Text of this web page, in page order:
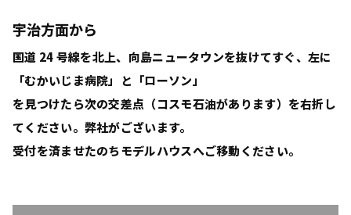
宇治方面から
国道 24 号線を北上、向島ニュータウンを抜けてすぐ、左に
「むかいじま病院」と「ローソン」
を見つけたら次の交差点（コスモ石油があります）を右折し
てください。弊社がございます。
受付を済ませたのちモデルハウスへご移動ください。